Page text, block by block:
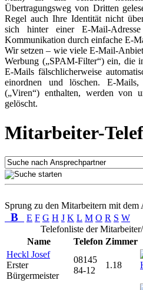
Übertragungsweg von Dritten
Regel auch Ihre Identität nicht
sich hinter einer E-Mail-
Kommunikation durch einfache E-
Wir setzen – wie viele E-Mail-
Werbung („SPAM-Filter“) ein, die
E-Mails fälschlicherweise
einordnen und löschen. E-Mails,
(„Viren“) enthalten, werden von
gelöscht.
Mitarbeiter-
Sprung zu den Mitarbeitern mit dem
B E F G H J K L M O R S W
Telefonliste der
Name
Telefon Zimmer
Heckl Josef
Erster
Bürgermeister
08145
84-12
1.18